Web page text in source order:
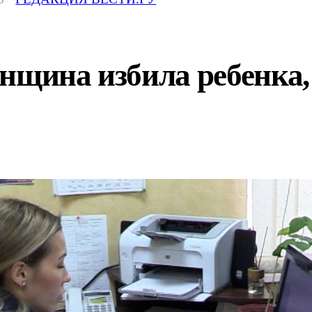
избила